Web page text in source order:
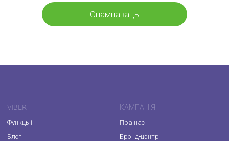
Спампаваць
VIBER
Функцыі
Блог
КАМПАНІЯ
Пра нас
Брэнд-цэнтр